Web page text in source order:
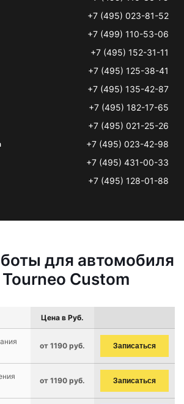
+7 (495) 023-81-52
+7 (499) 110-53-06
+7 (495) 152-31-11
+7 (495) 125-38-41
+7 (495) 135-42-87
+7 (495) 182-17-65
+7 (495) 021-25-26
+7 (495) 023-42-98
+7 (495) 431-00-33
+7 (495) 128-01-88
для автомобиля
Tourneo Custom
Цена в Руб.
от 1190 руб. Записаться
от 1190 руб. Записаться